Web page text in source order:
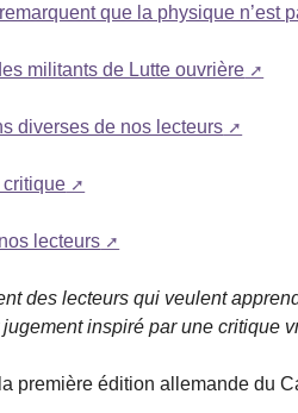
que la physique n’est
militants de Lutte ouvrière
diverses de nos lecteurs
lecteurs
des lecteurs qui veulent
inspiré par une critique
première édition allemande du